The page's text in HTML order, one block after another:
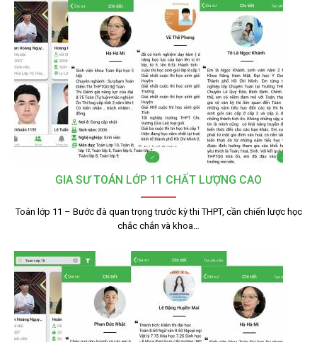
GIA SƯ TOÁN LỚP 11 CHẤT LƯỢNG CAO
Toán lớp 11 – Bước đà quan trọng trước kỳ thi THPT, cần chiến lược học
chắc chắn và khoa…